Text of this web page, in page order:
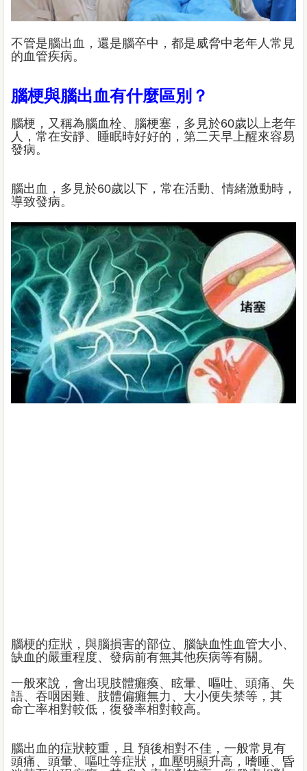
不管是腦出血，還是腦卒中，都是威脅中老年人常見
的血管疾病。
腦梗與腦出血有什麼區別？
腦梗，又稱為腦血栓、腦梗塞，多見於60歲以上老年
人，常在安靜、睡眠時好好的，第二天早上醒來容易
發病。
腦出血，多見於60歲以下，常在活動、情緒激動時，
導致發病。
腦梗的症狀，與腦損害的部位、腦缺血性血管大小、
缺血的嚴重程度、發病前有無其他疾病等有關。
一般來說，會出現肢體癱瘓、眩暈、嘔吐、頭痛、失
語、吞咽困難、肢體偏癱無力、大小便失禁等，其
命亡率相對較低，復發率相對較高。
腦出血的症狀較重，且 預後相對不佳，一般常見有
頭痛、頭暈、嘔吐等症狀，血壓明顯升高，嗜睡、昏